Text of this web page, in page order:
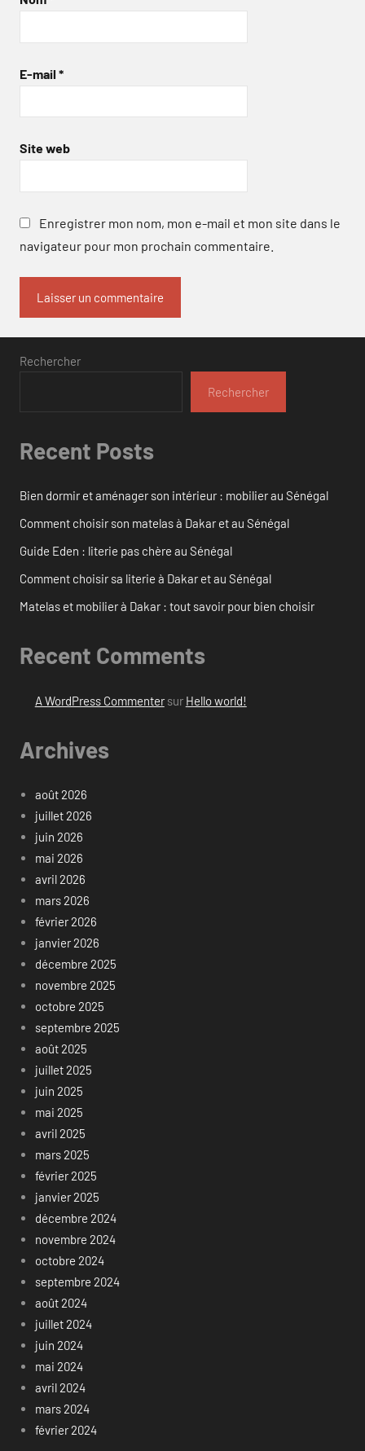
E-mail *
Site web
Enregistrer mon nom, mon e-mail et mon site dans le
navigateur pour mon prochain commentaire.
Rechercher
Rechercher
Recent Posts
Bien dormir et aménager son intérieur : mobilier au Sénégal
Comment choisir son matelas à Dakar et au Sénégal
Guide Eden : literie pas chère au Sénégal
Comment choisir sa literie à Dakar et au Sénégal
Matelas et mobilier à Dakar : tout savoir pour bien choisir
Recent Comments
A WordPress Commentersur Hello world!
Archives
août 2026
juillet 2026
juin 2026
mai 2026
avril 2026
mars 2026
février 2026
janvier 2026
décembre 2025
novembre 2025
octobre 2025
septembre 2025
août 2025
juillet 2025
juin 2025
mai 2025
avril 2025
mars 2025
février 2025
janvier 2025
décembre 2024
novembre 2024
octobre 2024
septembre 2024
août 2024
juillet 2024
juin 2024
mai 2024
avril 2024
mars 2024
février 2024